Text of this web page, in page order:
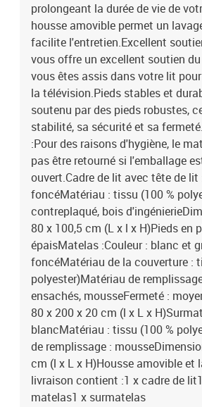
prolongeant la durée de vie de
housse amovible permet un
facilite l'entretien.Excellent
vous offre un excellent soutien
vous êtes assis dans votre lit
la télévision.Pieds stables et
soutenu par des pieds robustes,
stabilité, sa sécurité et sa
:Pour des raisons d'hygiène, le
pas être retourné si l'emballage
ouvert.Cadre de lit avec tête de lit
foncéMatériau : tissu (100 %
contreplaqué, bois
80 x 100,5 cm (L x l x H)Pieds en
épaisMatelas :Couleur : blanc et
foncéMatériau de la couverture :
polyester)Matériau de
ensachés, mousseFermeté :
80 x 200 x 20 cm (l x L x
blancMatériau : tissu (100 %
de remplissage :
cm (l x L x H)Housse amovible et
livraison contient :1 x cadre de
matelas1 x surmatelas